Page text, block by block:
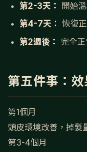
第2-3天：
開始
第4-7天： 恢復
第2週後：
完全
第五件事：
第1個月
頭皮環境改善，掉髮
第3-4個月